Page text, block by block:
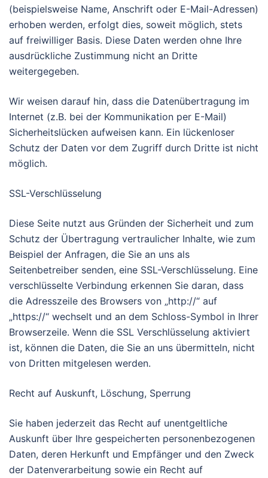
(beispielsweise Name, Anschrift oder E-Mail-Adressen)
erhoben werden, erfolgt dies, soweit möglich, stets
auf freiwilliger Basis. Diese Daten werden ohne Ihre
ausdrückliche Zustimmung nicht an Dritte
weitergegeben.
Wir weisen darauf hin, dass die Datenübertragung im
Internet (z.B. bei der Kommunikation per E-Mail)
Sicherheitslücken aufweisen kann. Ein lückenloser
Schutz der Daten vor dem Zugriff durch Dritte ist nicht
möglich.
SSL-Verschlüsselung
Diese Seite nutzt aus Gründen der Sicherheit und zum
Schutz der Übertragung vertraulicher Inhalte, wie zum
Beispiel der Anfragen, die Sie an uns als
Seitenbetreiber senden, eine SSL-Verschlüsselung. Eine
verschlüsselte Verbindung erkennen Sie daran, dass
die Adresszeile des Browsers von „http://“ auf
„https://“ wechselt und an dem Schloss-Symbol in Ihrer
Browserzeile. Wenn die SSL Verschlüsselung aktiviert
ist, können die Daten, die Sie an uns übermitteln, nicht
von Dritten mitgelesen werden.
Recht auf Auskunft, Löschung, Sperrung
Sie haben jederzeit das Recht auf unentgeltliche
Auskunft über Ihre gespeicherten personenbezogenen
Daten, deren Herkunft und Empfänger und den Zweck
der Datenverarbeitung sowie ein Recht auf